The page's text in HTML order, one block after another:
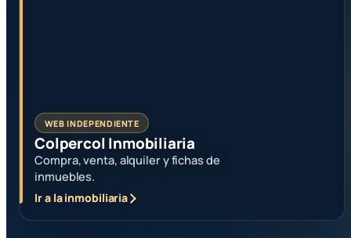
WEB INDEPENDIENTE
Colpercol Inmobiliaria
Compra, venta, alquiler y fichas de
inmuebles.
Ir a la inmobiliaria